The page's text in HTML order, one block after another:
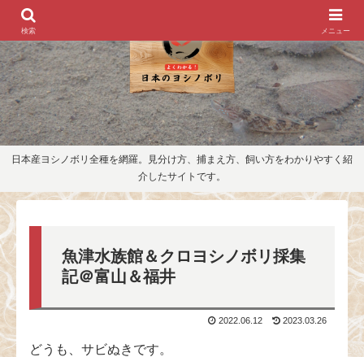
日本産ヨシノボリ全種を網羅。見分け方、捕まえ方、飼い方をわかりやすく紹
介したサイトです。
魚津水族館＆クロヨシノボリ採集
記＠富山＆福井
2022.06.12 2023.03.26
どうも、サビぬきです。
メニュー
検索